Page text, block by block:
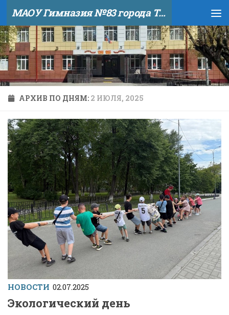
Skip to content МАОУ Гимназия №83 города Тюмени
АРХИВ ПО ДНЯМ: 2 ИЮЛЯ, 2025
НОВОСТИ 02.07.2025
Экологический день